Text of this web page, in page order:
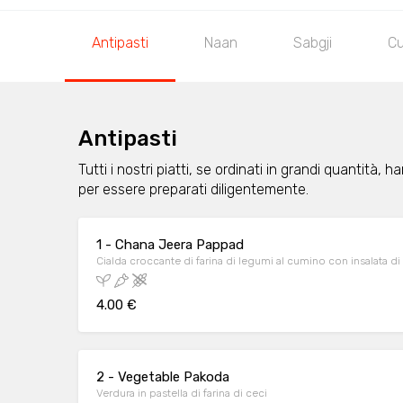
Antipasti Naan Sabgji
Antipasti
Tutti i nostri piatti, se ordinati in grandi quantità,
per essere preparati diligentemente.
1 - Chana Jeera Pappad
Cialda croccante di farina di legumi al cumino con insalata
4.00 €
2 - Vegetable Pakoda
Verdura in pastella di farina di ceci